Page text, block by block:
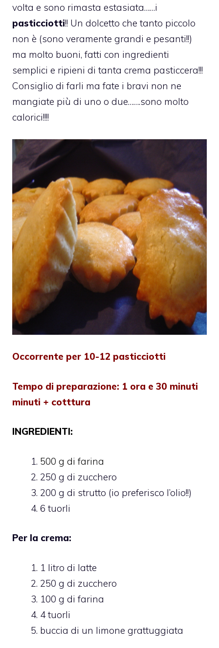
volta e sono rimasta estasiata……i
pasticciotti!! Un dolcetto che tanto piccolo
non è (sono veramente grandi e pesanti!!)
ma molto buoni, fatti con ingredienti
semplici e ripieni di tanta crema pasticcera!!!
Consiglio di farli ma fate i bravi non ne
mangiate più di uno o due…….sono molto
calorici!!!!
Occorrente per 10-12 pasticciotti
Tempo di preparazione: 1 ora e 30 minuti
minuti + cotttura
INGREDIENTI:
500 g di farina
250 g di zucchero
200 g di strutto (io preferisco l’olio!!)
6 tuorli
Per la crema:
1 litro di latte
250 g di zucchero
100 g di farina
4 tuorli
buccia di un limone grattuggiata